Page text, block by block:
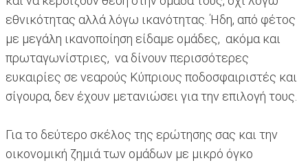
εθνικότητας αλλά λόγω ικανότητας. Ήδη, από φέτος
με μεγάλη ικανοποίηση είδαμε ομάδες, ακόμα και
πρωταγωνίστριες, να δίνουν περισσότερες
ευκαιρίες σε νεαρούς Κύπριους ποδοσφαιριστές και
σίγουρα, δεν έχουν μετανιώσει για την επιλογή τους.
Για το δεύτερο σκέλος της ερώτησης σας και την
οικονομική ζημιά των ομάδων με μικρό όγκο